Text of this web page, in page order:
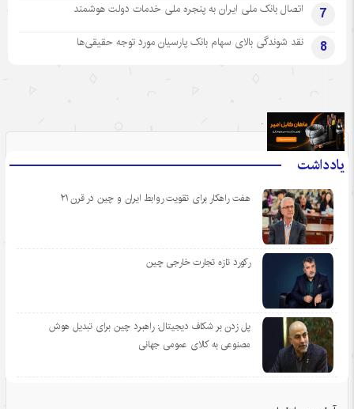
7 اتصال بانک ملی ایران به پنجره ملی خدمات دولت هوشمند
8 نقد شوندگی بالای سهام بانک پارسیان مورد توجه حقیقی‌ها
یادداشت
هفت راهکار برای تقویت روابط ایران و چین در قرن ۲۱
رکورد تازه تجارت خارجی چین
پل زدن بر شکاف دیجیتال: راهبرد چین برای تبدیل هوش
مصنوعی به کالای عمومی جهانی
.